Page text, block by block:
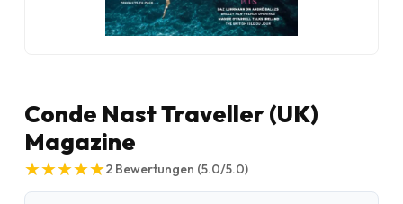
Conde Nast Traveller (UK)
Magazine
★
★★
★★
★★
★★
★2 Bewertungen (5.0/5.0)